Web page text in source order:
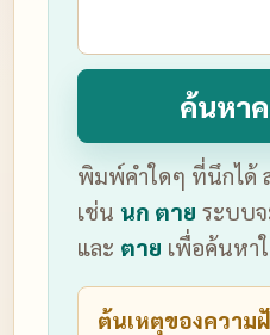
ค้นหา
พิมพ์คำใดๆ ที่นึกได้
เช่น นก ตาย ระบบจ
และ ตาย เพื่อค้นหา
ต้นเหตุของความ